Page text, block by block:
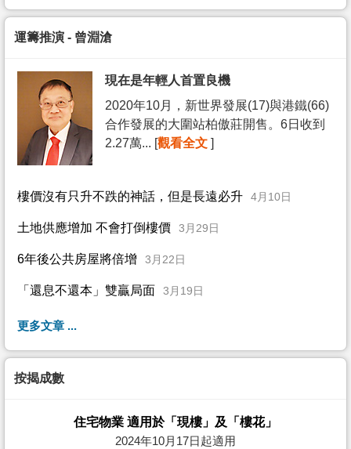
運籌推演 - 曾淵滄
現在是年輕人首置良機
2020年10月，新世界發展(17)與港鐵(66)
合作發展的大圍站柏傲莊開售。6日收到
2.27萬... [觀看全文 ]
樓價沒有只升不跌的神話，但是長遠必升 4月10日
土地供應增加 不會打倒樓價 3月29日
6年後公共房屋將倍增 3月22日
「還息不還本」雙贏局面 3月19日
更多文章 ...
按揭成數
住宅物業 適用於「現樓」及「樓花」
2024年10月17日起適用